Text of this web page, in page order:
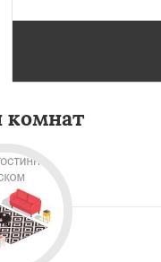
комнат
×
персональных данных